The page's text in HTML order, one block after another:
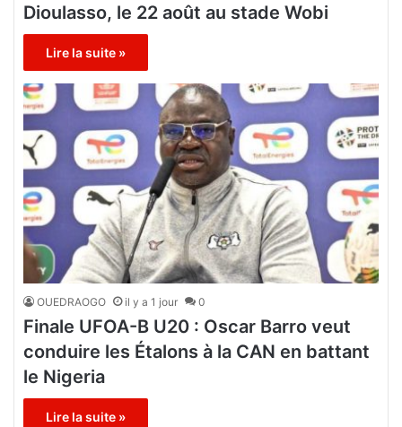
Dioulasso, le 22 août au stade Wobi
Lire la suite »
OUEDRAOGO il y a 1 jour 0
Finale UFOA-B U20 : Oscar Barro veut
conduire les Étalons à la CAN en battant
le Nigeria
Lire la suite »